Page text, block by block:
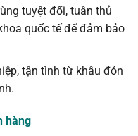
tuyệt đối, tuân thủ
quốc tế để đảm bảo
tận tình từ khâu đón
hàng